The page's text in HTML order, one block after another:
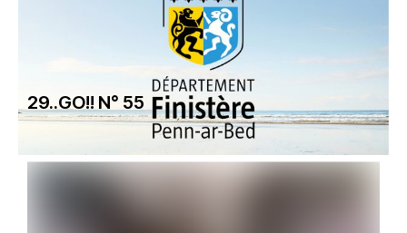
29..GO!! N° 55